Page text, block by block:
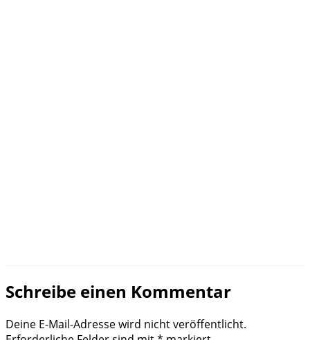
Schreibe einen Kommentar
Deine E-Mail-Adresse wird nicht veröffentlicht.